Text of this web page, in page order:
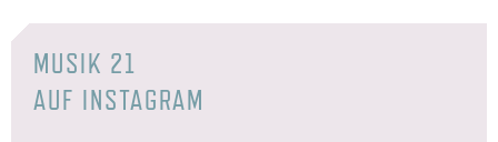
MUSIK 21
AUF INSTAGRAM